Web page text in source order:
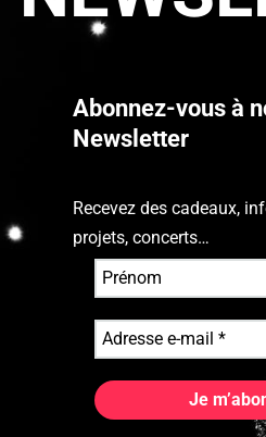
Abonnez-vous à
Newsletter
Recevez des cadeaux,
projets, concerts…